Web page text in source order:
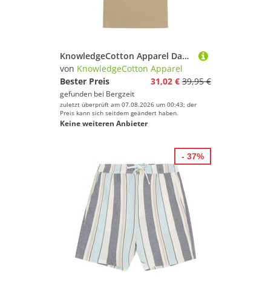
KnowledgeCotton Apparel Damen Rib T-Shirt
von KnowledgeCotton Apparel
Bester Preis
31,02 € 39,95 €
gefunden bei Bergzeit
zuletzt überprüft am 07.08.2026 um 00:43; der
Preis kann sich seitdem geändert haben.
Keine weiteren Anbieter
- 37%